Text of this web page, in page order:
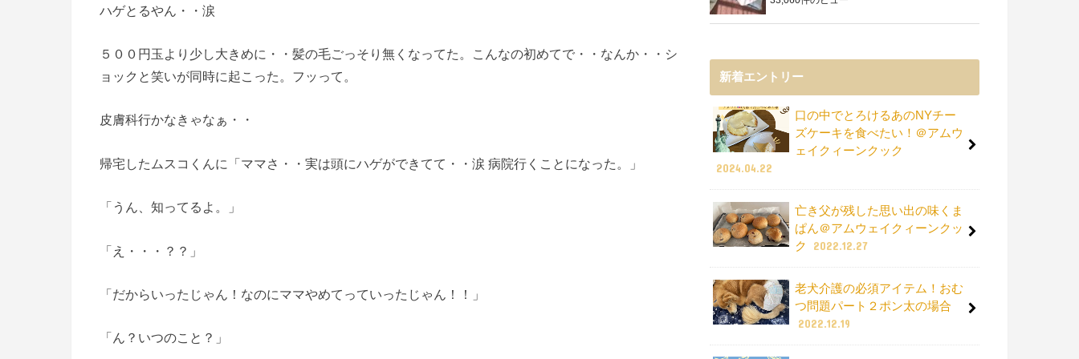
ハゲとるやん・・涙
５００円玉より少し大きめに・・髪の毛ごっそり無くなってた。こんなの初めてで・・なんか・・シ
ョックと笑いが同時に起こった。フッって。
皮膚科行かなきゃなぁ・・
帰宅したムスコくんに「ママさ・・実は頭にハゲができてて・・涙 病院行くことになった。」
「うん、知ってるよ。」
「え・・・？？」
「だからいったじゃん！なのにママやめてっていったじゃん！！」
「ん？いつのこと？」
新着エントリー
口の中でとろけるあのNYチー
ズケーキを食べたい！＠アムウ
ェイクィーンクック
2024.04.22
亡き父が残した思い出の味くま
ぱん＠アムウェイクィーンクッ
ク
2022.12.27
老犬介護の必須アイテム！おむ
つ問題パート２ポン太の場合
2022.12.19